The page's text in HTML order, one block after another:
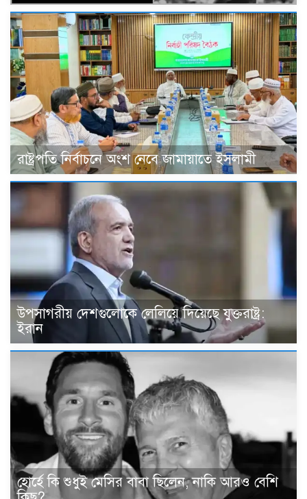
রাষ্ট্রপতি নির্বাচনে অংশ নেবে জামায়াতে ইসলামী
উপসাগরীয় দেশগুলোকে লেলিয়ে দিয়েছে যুক্তরাষ্ট্র:
ইরান
হোর্হে কি শুধুই মেসির বাবা ছিলেন, নাকি আরও বেশি